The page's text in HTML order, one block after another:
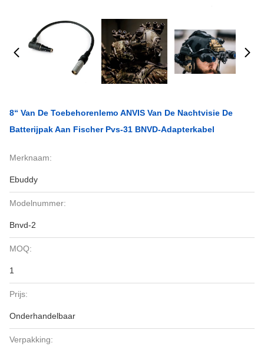
8“ Van De Toebehorenlemo ANVIS Van De Nachtvisie De
Batterijpak Aan Fischer Pvs-31 BNVD-Adapterkabel
Merknaam:
Ebuddy
Modelnummer:
Bnvd-2
MOQ:
1
Prijs:
Onderhandelbaar
Verpakking: